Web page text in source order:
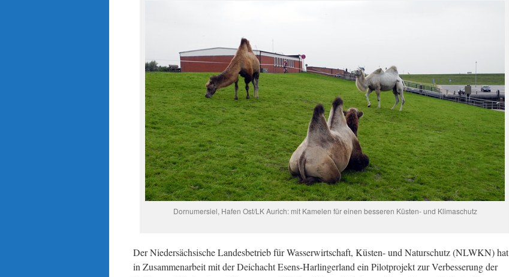
Dornumersiel, Hafen Ost/LK Aurich: mit Kamelen für einen besseren Küsten- und Klimaschutz
Der Niedersächsische Landesbetrieb für Wasserwirtschaft, Küsten- und Naturschutz (NLWKN) hat
in Zusammenarbeit mit der Deichacht Esens-Harlingerland ein Pilotprojekt zur Verbesserung der